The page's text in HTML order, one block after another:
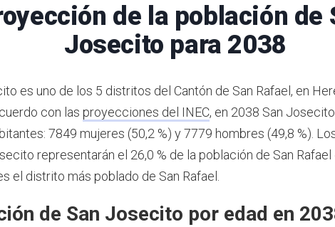
de la población de
Josecito para 2038
es uno de los 5 distritos del Cantón de San Rafael, en
con las proyecciones del INEC, en 2038 San
7849 mujeres (50,2 %) y 7779 hombres (49,8 %).
representarán el 26,0 % de la población de San Rafael
el distrito más poblado de San Rafael.
de San Josecito por edad en